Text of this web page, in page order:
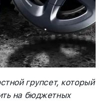
групсет, который
на бюджетных